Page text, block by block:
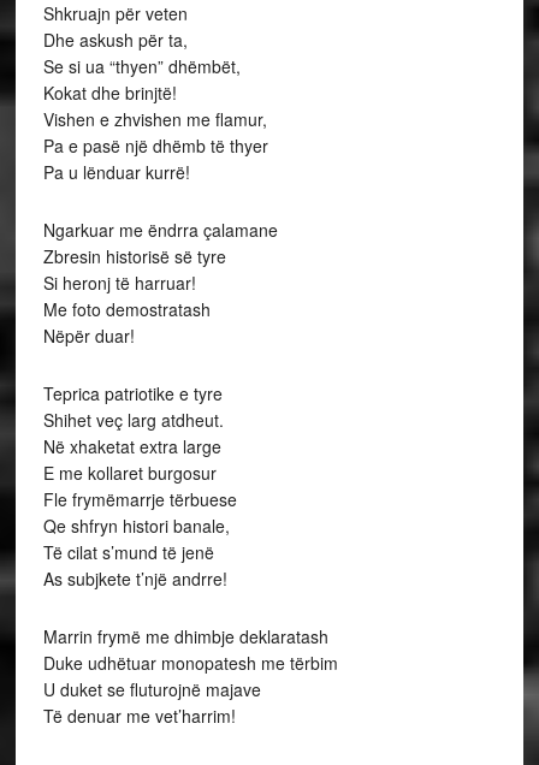
Shkruajn për veten
Dhe askush për ta,
Se si ua “thyen” dhëmbët,
Kokat dhe brinjtë!
Vishen e zhvishen me flamur,
Pa e pasë një dhëmb të thyer
Pa u lënduar kurrë!
Ngarkuar me ëndrra çalamane
Zbresin historisë së tyre
Si heronj të harruar!
Me foto demostratash
Nëpër duar!
Teprica patriotike e tyre
Shihet veç larg atdheut.
Në xhaketat extra large
E me kollaret burgosur
Fle frymëmarrje tërbuese
Qe shfryn histori banale,
Të cilat s’mund të jenë
As subjkete t’një andrre!
Marrin frymë me dhimbje deklaratash
Duke udhëtuar monopatesh me tërbim
U duket se fluturojnë majave
Të denuar me vet’harrim!